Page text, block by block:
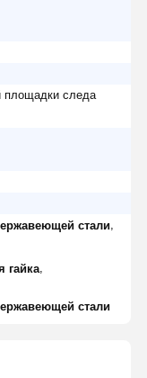
площадки следа
стали
гайка
стали